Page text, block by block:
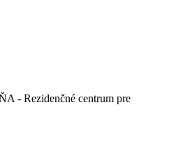
- Rezidenčné centrum pre